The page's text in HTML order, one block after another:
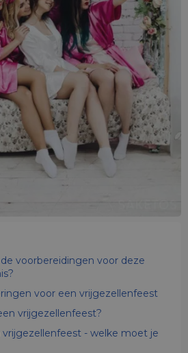
voorbereidingen voor deze
voor een vrijgezellenfeest
vrijgezellenfeest?
- welke moet je